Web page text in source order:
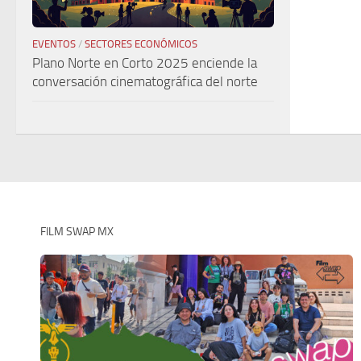
EVENTOS / SECTORES ECONÓMICOS
Plano Norte en Corto 2025 enciende la
conversación cinematográfica del norte
FILM SWAP MX